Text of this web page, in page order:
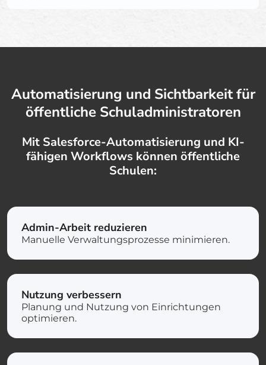
Automatisierung und Sichtbarkeit für
öffentliche Schuladministratoren
Mit Salesforce-Automatisierung und KI-
fähigen Workflows können öffentliche
Schulen:
Admin-Arbeit reduzieren
Manuelle Verwaltungsprozesse minimieren.
Nutzung verbessern
Planung und Nutzung von Einrichtungen
optimieren.